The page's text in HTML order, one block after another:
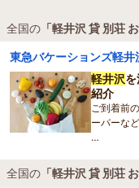
全国の 「軽井沢 貸 別荘
東急バケーションズ軽井
軽井沢
紹介
ご到着前
ーパーな
デリシア
特徴：地
全国の 「軽井沢 貸 別荘